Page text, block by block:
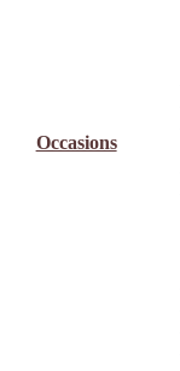
Occasions